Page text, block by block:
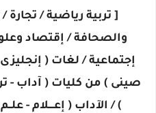
[ تربية رياضية / تجارة
والصحافة / إقتصاد
إجتماعية / لغات (
صينى ) من كليات ( آداب -
) / الآداب ( إعــــلام -